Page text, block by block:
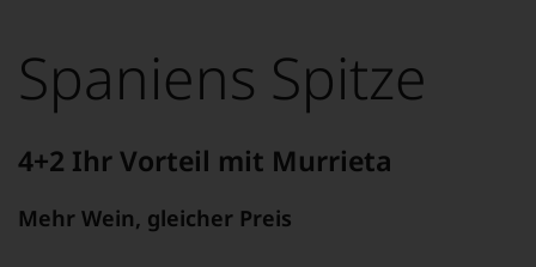
Spaniens Spitze
4+2 Ihr Vorteil mit Murrieta
Mehr Wein, gleicher Preis